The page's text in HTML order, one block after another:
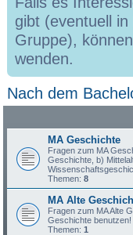
gibt (eventuell
Gruppe),
wenden.
Nach dem
MA Geschichte
Fragen zum MA
Geschichte, b)
Themen:8
MA Alte
Fragen zum MA Alte
Geschichte benutzen!
Themen:1